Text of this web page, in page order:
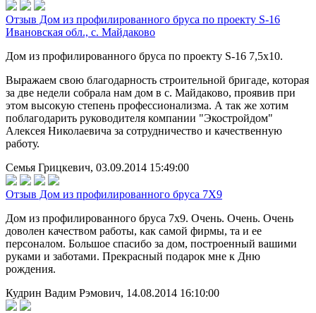
Отзыв Дом из профилированного бруса по проекту S-16
Ивановская обл., с. Майдаково
Дом из профилированного бруса по проекту S-16 7,5х10.
Выражаем свою благодарность строительной бригаде, которая
за две недели собрала нам дом в с. Майдаково, проявив при
этом высокую степень профессионализма. А так же хотим
поблагодарить руководителя компании "Экостройдом"
Алексея Николаевича за сотрудничество и качественную
работу.
Семья Грицкевич, 03.09.2014 15:49:00
Отзыв Дом из профилированного бруса 7Х9
Дом из профилированного бруса 7х9. Очень. Очень. Очень
доволен качеством работы, как самой фирмы, та и ее
персоналом. Большое спасибо за дом, построенный вашими
руками и заботами. Прекрасный подарок мне к Дню
рождения.
Кудрин Вадим Рэмович, 14.08.2014 16:10:00